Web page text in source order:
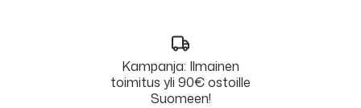
Kampanja: Ilmainen
toimitus yli 90€ ostoille
Suomeen!